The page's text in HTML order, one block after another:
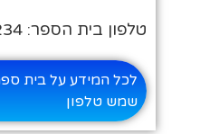
טלפון בית הספר: 072-2223234
לכל המידע על בית
שמש טלפון